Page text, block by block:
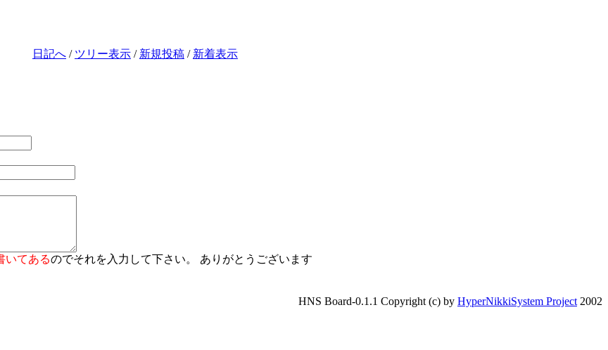
日記へ / ツリー表示 / 新規投稿 / 新着表示
いてあるのでそれを入力して下さい。 ありがとうございます
HNS Board-0.1.1 Copyright (c) by HyperNikkiSystem Project 2002